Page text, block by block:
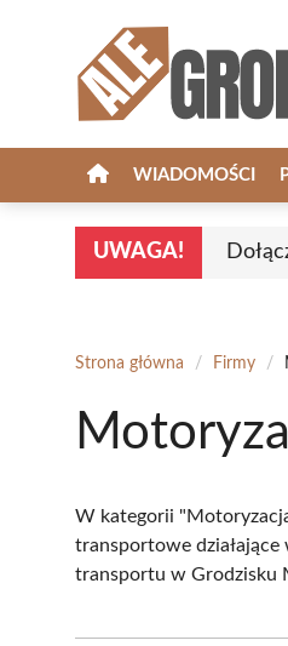
WIADOMOŚCI
UWAGA!
Strona główna / Firmy /
W kategorii
transportowe
transportu w Grodzisku